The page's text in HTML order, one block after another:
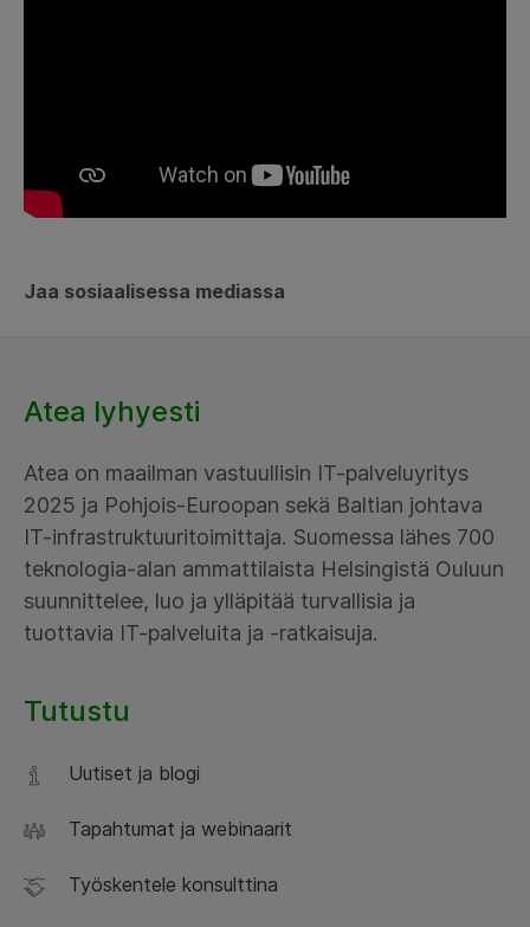
Jaa sosiaalisessa mediassa
Atea lyhyesti
Atea on maailman vastuullisin IT-palveluyritys
2025 ja Pohjois-Euroopan sekä Baltian johtava
IT-infrastruktuuritoimittaja. Suomessa lähes 700
teknologia-alan ammattilaista Helsingistä Ouluun
suunnittelee, luo ja ylläpitää turvallisia ja
tuottavia IT-palveluita ja -ratkaisuja.
Tutustu
Uutiset ja blogi
Tapahtumat ja webinaarit
Työskentele konsulttina